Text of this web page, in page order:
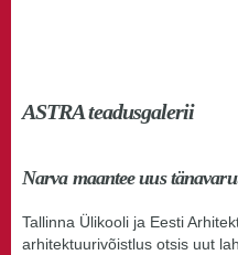
ASTRA teadusgalerii
Narva maantee uus
Tallinna Ülikooli ja Eesti
arhitektuurivõistlus otsis uut